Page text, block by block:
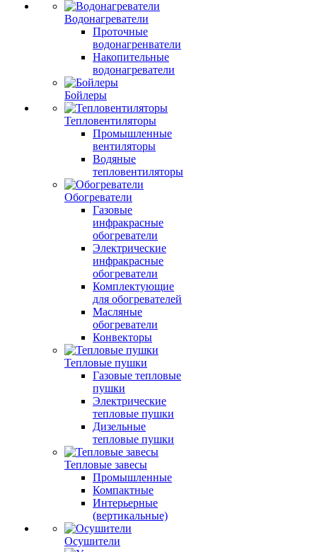
Водонагреватели
Проточные
водонагренватели
Накопительные
водонагреватели
Бойлеры
Тепловентиляторы
Промышленные
вентиляторы
Водяные
тепловентиляторы
Обогреватели
Газовые
инфракрасные
обогреватели
Электрические
инфракрасные
обогреватели
Комплектующие
для обогревателей
Масляные
обогреватели
Конвекторы
Тепловые пушки
Газовые тепловые
пушки
Электрические
тепловые пушки
Дизельные
тепловые пушки
Тепловые завесы
Промышленные
Компактные
Интерьерные
(вертикальные)
Осушители